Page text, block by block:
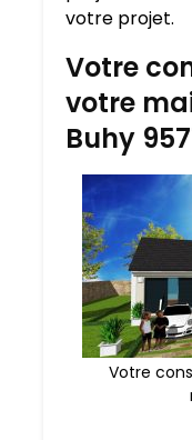
votre projet.
Votre
votre
Buhy
Votre